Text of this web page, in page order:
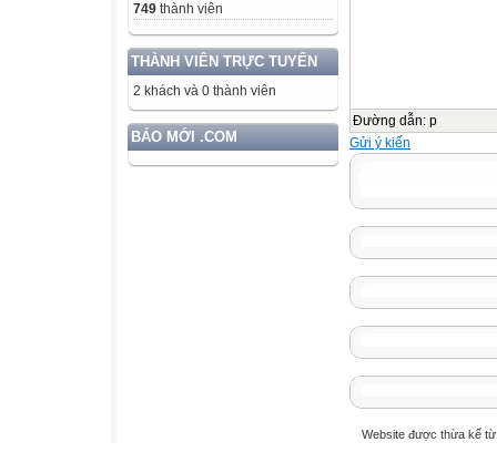
749 thành viên
THÀNH VIÊN TRỰC TUYẾN
2 khách và 0 thành viên
BÁO MỚI .COM
Đường dẫn: p
Gửi ý kiến
Website được thừa kế